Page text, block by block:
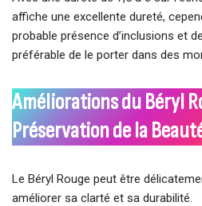
affiche une excellente dureté,
probable présence d’inclusions et
préférable de le porter dans des
Améliorations du Béryl
Préservation de la
Le Béryl Rouge peut être
améliorer sa clarté et sa durabilité.